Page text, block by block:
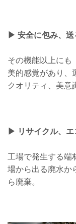
▶︎ 安全に包み、送
その機能以上にも
美的感覚があり、
クオリティ、美意
▶︎ リサイクル、エ
工場で発生する端
場から出る廃水か
ら廃棄。